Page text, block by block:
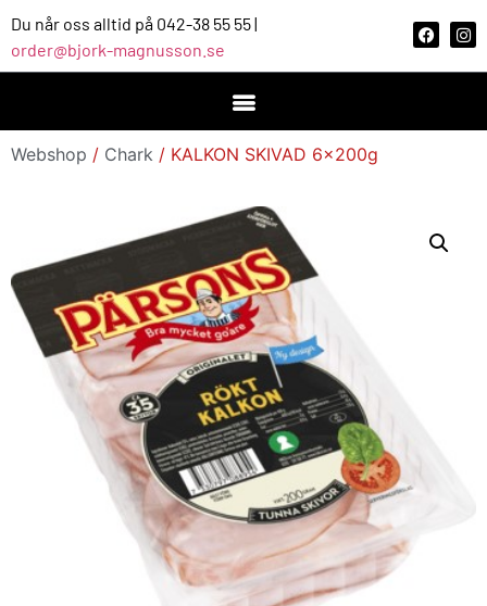
Du når oss alltid på 042-38 55 55 |
order@bjork-magnusson.se
Webshop / Chark / KALKON SKIVAD 6x200g